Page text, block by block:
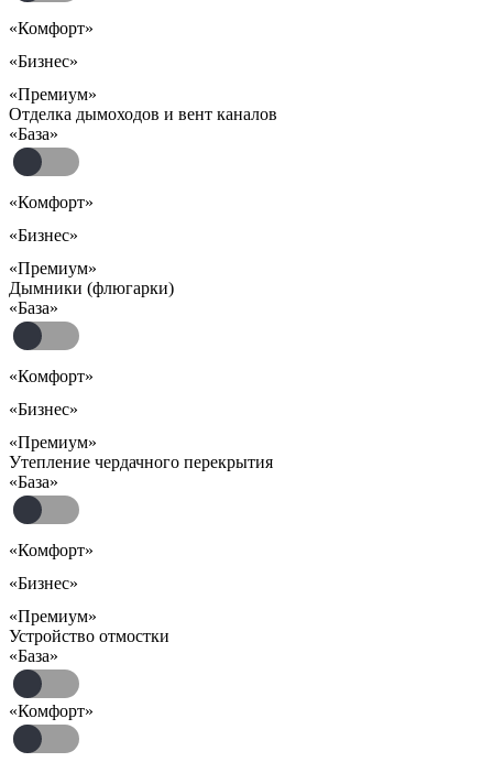
«Комфорт»
«Бизнес»
«Премиум»
Отделка дымоходов и вент каналов
«База»
«Комфорт»
«Бизнес»
«Премиум»
Дымники (флюгарки)
«База»
«Комфорт»
«Бизнес»
«Премиум»
Утепление чердачного перекрытия
«База»
«Комфорт»
«Бизнес»
«Премиум»
Устройство отмостки
«База»
«Комфорт»